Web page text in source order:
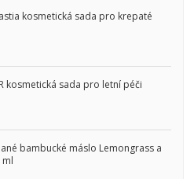
kosmetická sada pro krepaté
kosmetická sada pro letní péči
bambucké máslo Lemongrass a
ml